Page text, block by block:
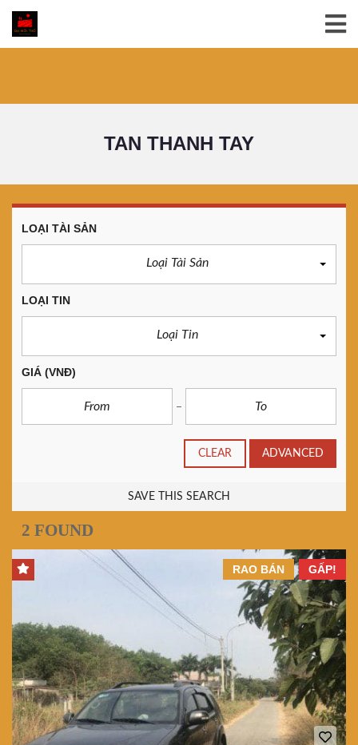
TAN THANH TAY
LOẠI TÀI SẢN
Loại Tài Sản
LOẠI TIN
Loại Tin
GIÁ (VNĐ)
CLEAR ADVANCED
SAVE THIS SEARCH
2 FOUND
GẤP!
RAO BÁN